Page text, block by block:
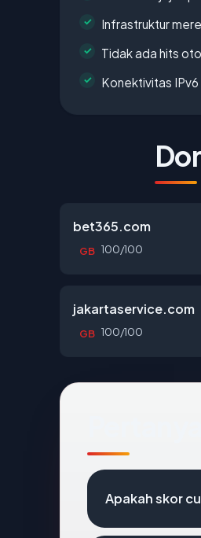
Infrastruktur
Tidak ada hits
Konektivitas IPv6
bet365.com
GB 100/100
jakartaservice.com
GB 100/100
Apakah skor